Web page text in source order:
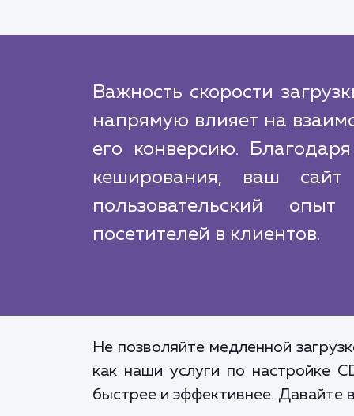
Важность скорости
напрямую влияет на
его конверсию.
кеширования, ваш сайт
пользовательский
посетителей в клиентов.
Не позволяйте медленной
как наши услуги по настройке
быстрее и эффективнее. Давайте